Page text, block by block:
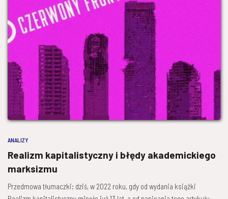
ANALIZY
Realizm kapitalistyczny i błędy akademickiego
marksizmu
Przedmowa tłumaczki: dziś, w 2022 roku, gdy od wydania książki